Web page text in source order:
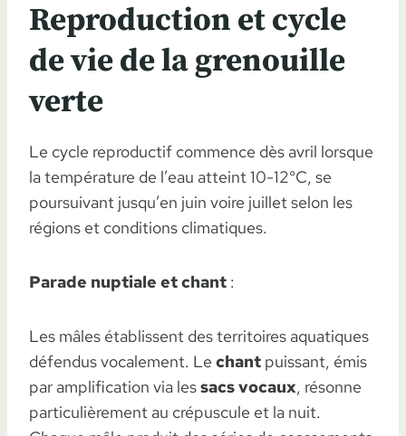
Reproduction et cycle
de vie de la grenouille
verte
Le cycle reproductif commence dès avril lorsque
la température de l’eau atteint 10-12°C, se
poursuivant jusqu’en juin voire juillet selon les
régions et conditions climatiques.
Parade nuptiale et chant :
Les mâles établissent des territoires aquatiques
défendus vocalement. Le chant puissant, émis
par amplification via lessacs vocaux, résonne
particulièrement au crépuscule et la nuit.